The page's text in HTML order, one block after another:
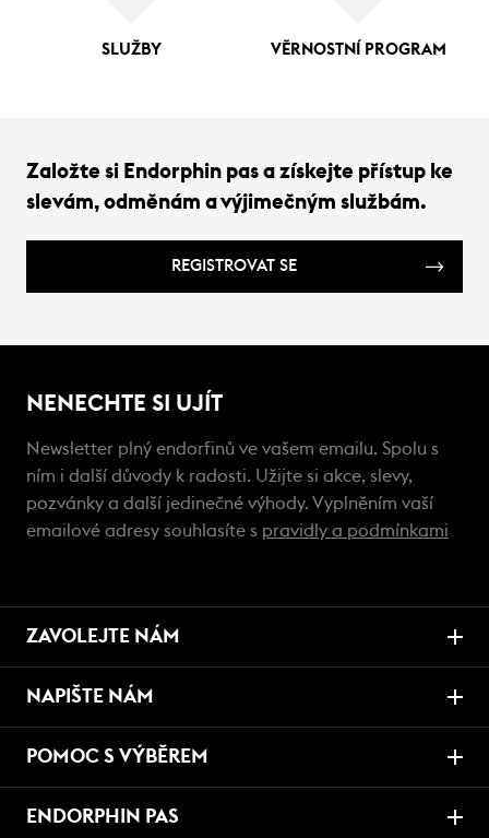
SLUŽBY VĚRNOSTNÍ PROGRAM
Založte si Endorphin pas a získejte přístup ke
slevám, odměnám a výjimečným službám.
REGISTROVAT SE
NENECHTE SI UJÍT
Newsletter plný endorfinů ve vašem emailu. Spolu s
ním i další důvody k radosti. Užijte si akce, slevy,
pozvánky a další jedinečné výhody. Vyplněním vaší
emailové adresy souhlasíte s pravidly a podmínkami
ZAVOLEJTE NÁM
NAPIŠTE NÁM
POMOC S VÝBĚREM
ENDORPHIN PAS